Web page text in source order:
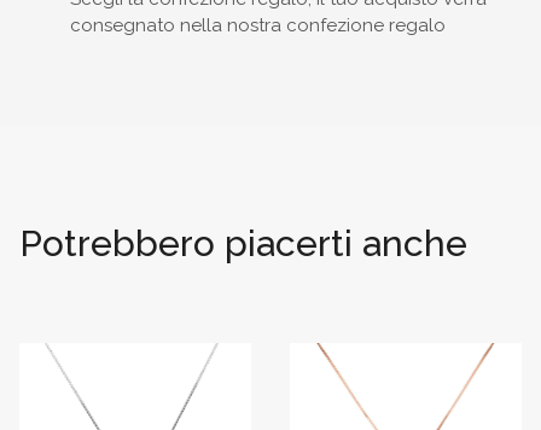
consegnato nella nostra confezione regalo
Potrebbero piacerti anche